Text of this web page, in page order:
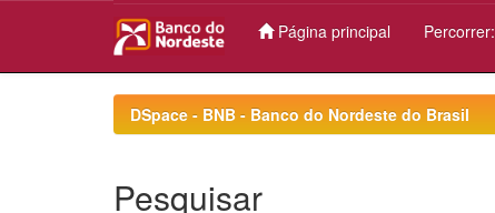
Página principal Percorrer:
DSpace - BNB - Banco do Nordeste do Brasil
Pesquisar